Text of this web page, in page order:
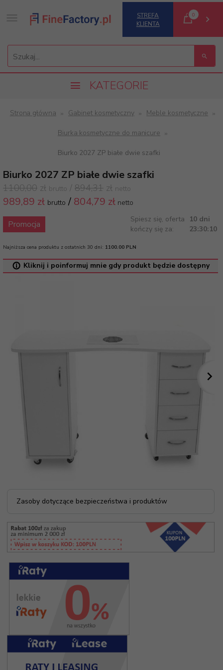
Szukaj...
STREFA
KLIENTA
0
KATEGORIE
Strona główna Gabinet kosmetyczny Meble kosmetyczne
Biurka kosmetyczne do manicure
Biurko 2027 ZP białe dwie szafki
Biurko 2027 ZP białe dwie szafki
1100,00 zł brutto / 894,31 zł netto
989,89 zł brutto / 804,79 zł netto
Promocja
Spiesz się, oferta
kończy się za:
10 dni
23:30:10
Najniższa cena produktu z ostatnich 30 dni: 1100.00 PLN
Kliknij i poinformuj mnie gdy produkt będzie dostępny
Zasoby dotyczące bezpieczeństwa i produktów